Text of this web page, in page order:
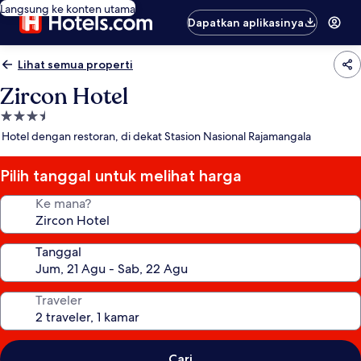
Langsung ke konten utama
Dapatkan aplikasinya
Lihat semua properti
Zircon Hotel
Properti
bintang
Hotel dengan restoran, di dekat Stasion Nasional Rajamangala
Pilih tanggal untuk melihat harga
Ke mana?
Tanggal
Traveler